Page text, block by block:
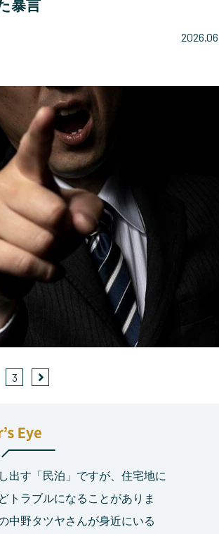
暴言
3
出す「民泊」ですが、住宅地に
トラブルになることがありま
中野タツヤさんが身近にいる